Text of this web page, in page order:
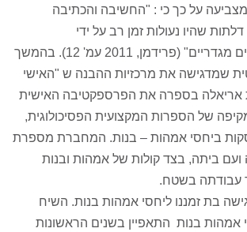
על כך כי : "החשיבה והכתיבה
שהיו נעולות זמן רב על ידי
סטריאוטיפים וכבלים מגדריים" (פרידמן, 2011 עמ' 12). בהמשך
שמדגישה את מרכזיות ההבנה ש "האישי
אריאלה בספרה את הפרספקטיבה האישית
של הספרות המקצועית הפסיכולוגית,
ביחסי אמהות – בנות. המחברת מספרת
ביתה, בצד קולות של אמהות ובנות
עבודתה בשטח.
בת זמננו ליחסי אמהות בנות. השיח
אמהות בנות התאפיין בשנים הראשונות